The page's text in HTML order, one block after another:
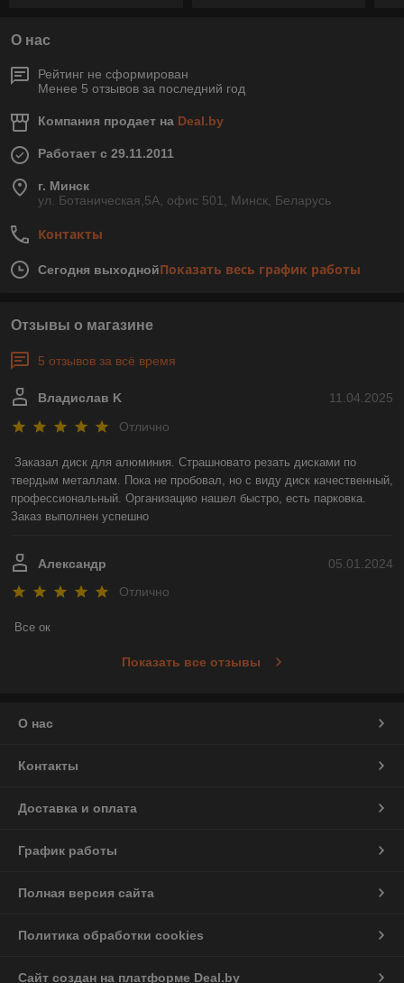
О нас
Рейтинг не сформирован
Менее 5 отзывов за последний год
Компания продает на Deal.by
Работает с 29.11.2011
г. Минск
ул. Ботаническая,5А, офис 501, Минск, Беларусь
Контакты
Сегодня выходнойПоказать весь график работы
Отзывы о магазине
5 отзывов за всё время
11.04.2025
Владислав K
Отлично
Заказал диск для алюминия. Страшновато резать дисками по
твердым металлам. Пока не пробовал, но с виду диск качественный,
профессиональный. Организацию нашел быстро, есть парковка.
Заказ выполнен успешно
05.01.2024
Александр
Отлично
Все ок
Показать все отзывы
О нас
Контакты
Доставка и оплата
График работы
Полная версия сайта
Политика обработки cookies
Сайт создан на платформе Deal.by